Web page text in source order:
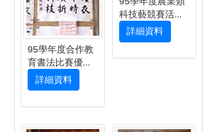
95學年度合作教
育書法比賽優...
詳細資料
科技藝競賽活...
詳細資料